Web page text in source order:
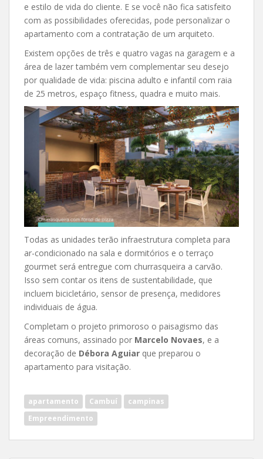
e estilo de vida do cliente. E se você não fica satisfeito
com as possibilidades oferecidas, pode personalizar o
apartamento com a contratação de um arquiteto.
Existem opções de três e quatro vagas na garagem e a
área de lazer também vem complementar seu desejo
por qualidade de vida: piscina adulto e infantil com raia
de 25 metros, espaço fitness, quadra e muito mais.
Todas as unidades terão infraestrutura completa para
ar-condicionado na sala e dormitórios e o terraço
gourmet será entregue com churrasqueira a carvão.
Isso sem contar os itens de sustentabilidade, que
incluem bicicletário, sensor de presença, medidores
individuais de água.
Completam o projeto primoroso o paisagismo das
áreas comuns, assinado por Marcelo Novaes, e a
decoração de Débora Aguiar que preparou o
apartamento para visitação.
apartamento Cambuí
campinas
Empreendimento